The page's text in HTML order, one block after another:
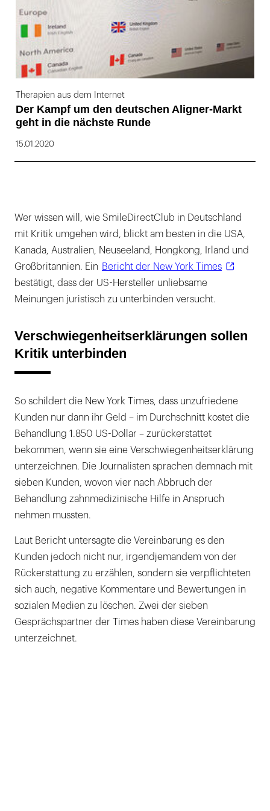
Therapien aus dem Internet
Der Kampf um den deutschen Aligner-Markt
geht in die nächste Runde
15.01.2020
Wer wissen will, wie SmileDirectClub in Deutschland
mit Kritik umgehen wird, blickt am besten in die USA,
Kanada, Australien, Neuseeland, Hongkong, Irland und
Großbritannien. Ein Bericht der New York Times
bestätigt, dass der US-Hersteller unliebsame
Meinungen juristisch zu unterbinden versucht.
Verschwiegenheitserklärungen sollen
Kritik unterbinden
So schildert die New York Times, dass unzufriedene
Kunden nur dann ihr Geld – im Durchschnitt kostet die
Behandlung 1.850 US-Dollar – zurückerstattet
bekommen, wenn sie eine Verschwiegenheitserklärung
unterzeichnen. Die Journalisten sprachen demnach mit
sieben Kunden, wovon vier nach Abbruch der
Behandlung zahnmedizinische Hilfe in Anspruch
nehmen mussten.
Laut Bericht untersagte die Vereinbarung es den
Kunden jedoch nicht nur, irgendjemandem von der
Rückerstattung zu erzählen, sondern sie verpflichteten
sich auch, negative Kommentare und Bewertungen in
sozialen Medien zu löschen. Zwei der sieben
Gesprächspartner der Times haben diese Vereinbarung
unterzeichnet.